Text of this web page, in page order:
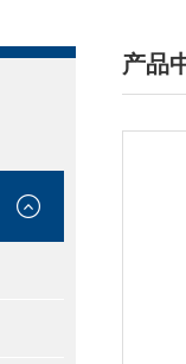
产品
/